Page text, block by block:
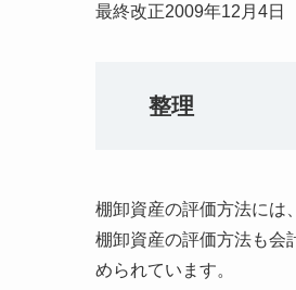
最終改正2009年12月4日
整理
棚卸資産の評価方法には
棚卸資産の評価方法も会
められています。